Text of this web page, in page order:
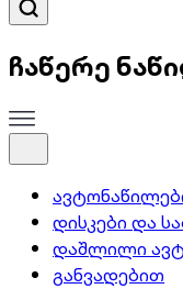
ჩაწერე
დისკები და
დაშლილი
განვადებით